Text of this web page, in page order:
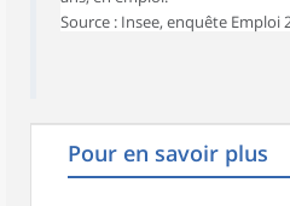
Source : Insee, enquête Emploi
Pour en savoir plus